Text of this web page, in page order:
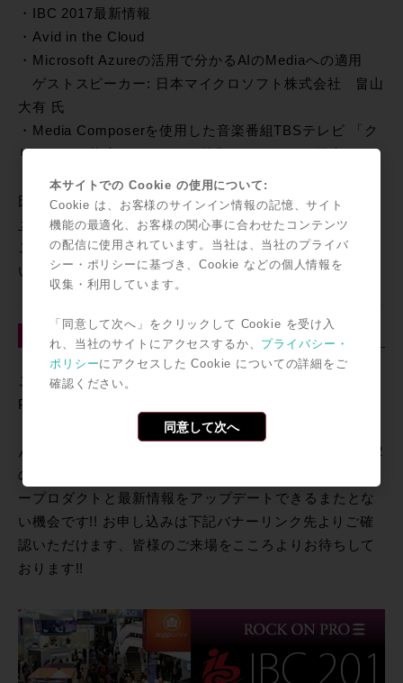
・IBC 2017最新情報
・Avid in the Cloud
・Microsoft Azureの活用で分かるAIのMediaへの適用
ゲストスピーカー: 日本マイクロソフト株式会社 畠山
大有 氏
・Media Composerを使用した音楽番組TBSテレビ 「ク
リスマスの約束」のHD・4K編集ワークフロー紹介
ゲストスピーカー: 株式会社TBSテックス 礒辺宏章
氏
＞＞参加お申込み、イベント詳細はこちらから
ご参加ご希望の方は上記登録ページより事前登録をお願
い致します。
◎併せてこちらもチェック！
こちらは9/28（木）Avid Space tokyoにてROCK ON
PRO洋介が現地に赴いて持ち帰った最速の情報をレポー
トするセミナーが開催です!! IBC2017の情報はもちろ
ん、Flux/Spat Revolution、Audio Ease/360 Pan Suite 2
の詳細デモンストレーションも行われます。3D/VRのキ
ープロダクトと最新情報をアップデートできるまたとな
い機会です!! お申し込みは下記バナーリンク先よりご確
認いただけます、皆様のご来場をこころよりお待ちして
おります!!
本サイトでの Cookie の使用について:
Cookie は、お客様のサインイン情報の記憶、サイト
機能の最適化、お客様の関心事に合わせたコンテンツ
の配信に使用されています。当社は、当社のプライバ
シー・ポリシーに基づき、Cookie などの個人情報を
収集・利用しています。
「同意して次へ」をクリックして Cookie を受け入
れ、当社のサイトにアクセスするか、 プライバシー・
ポリシーにアクセスした Cookie についての詳細をご
確認ください。
同意して次へ